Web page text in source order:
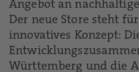
Angebot an
Der neue Store steht
innovatives Konzept:
Württemberg und die